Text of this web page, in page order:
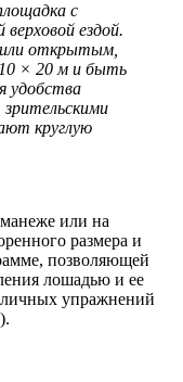
с
ездой.
открытым,
× 20 м и быть
удобства
круглую
или на
размера и
позволяющей
лошадью и ее
упражнений